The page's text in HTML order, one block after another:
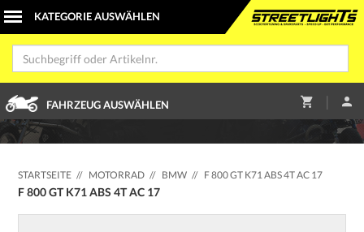
FAHRZEUG AUSWÄHLEN |
STARTSEITE // MOTORRAD // BMW // F 800 GT K71 ABS 4T AC 17
F 800 GT K71 ABS 4T AC 17